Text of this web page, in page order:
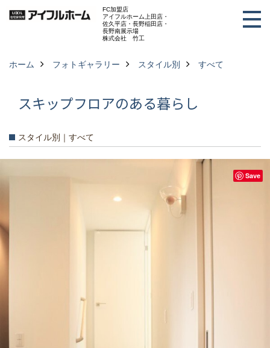
FC加盟店
アイフルホーム上田店・
佐久平店・長野稲田店・
長野南展示場
株式会社 竹工
ホーム フォトギャラリー スタイル別 すべて
スキップフロアのある暮らし
スタイル別｜すべて
Save